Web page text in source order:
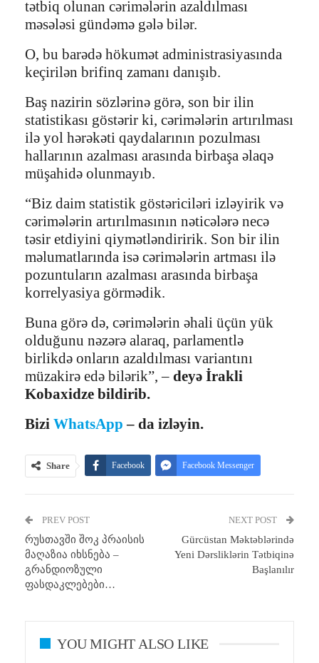
tətbiq olunan cərimələrin azaldılması
məsələsi gündəmə gələ bilər.
O, bu barədə hökumət administrasiyasında
keçirilən brifinq zamanı danışıb.
Baş nazirin sözlərinə görə, son bir ilin
statistikası göstərir ki, cərimələrin artırılması
ilə yol hərəkəti qaydalarının pozulması
hallarının azalması arasında birbaşa əlaqə
müşahidə olunmayıb.
“Biz daim statistik göstəriciləri izləyirik və
cərimələrin artırılmasının nəticələrə necə
təsir etdiyini qiymətləndiririk. Son bir ilin
məlumatlarında isə cərimələrin artması ilə
pozuntuların azalması arasında birbaşa
korrelyasiya görmədik.
Buna görə də, cərimələrin əhali üçün yük
olduğunu nəzərə alaraq, parlamentlə
birlikdə onların azaldılması variantını
müzakirə edə bilərik”, – deyə İrakli
Kobaxidze bildirib.
Bizi WhatsApp – da izləyin.
Share Facebook Facebook Messenger
Email
PREV POST
რუსთავში შოკ პრაისის
მაღაზია იხსნება –
გრანდიოზული
ფასდაკლებები…
NEXT POST
Gürcüstan Məktəblərində
Yeni Dərsliklərin Tətbiqinə
Başlanılır
YOU MIGHT ALSO LIKE